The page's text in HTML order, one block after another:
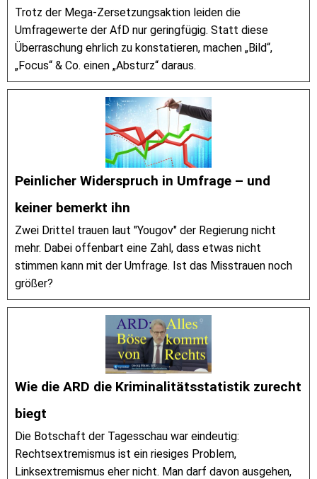
Trotz der Mega-Zersetzungsaktion leiden die
Umfragewerte der AfD nur geringfügig. Statt diese
Überraschung ehrlich zu konstatieren, machen „Bild“,
„Focus“ & Co. einen „Absturz“ daraus.
Peinlicher Widerspruch in Umfrage – und
keiner bemerkt ihn
Zwei Drittel trauen laut "Yougov" der Regierung nicht
mehr. Dabei offenbart eine Zahl, dass etwas nicht
stimmen kann mit der Umfrage. Ist das Misstrauen noch
größer?
Wie die ARD die Kriminalitätsstatistik zurecht
biegt
Die Botschaft der Tagesschau war eindeutig:
Rechtsextremismus ist ein riesiges Problem,
Linksextremismus eher nicht. Man darf davon ausgehen,